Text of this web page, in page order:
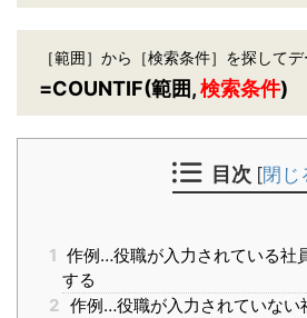
［範囲］から［検索条件］を探して
=COUNTIF(範囲,検索条件)
目次 [閉じ
1 作例…役職が入力されている社
する
2 作例…役職が入力されていない